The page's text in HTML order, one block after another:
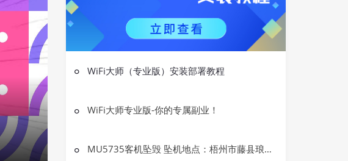
开发相关
WiFi大师（专业版）安装部署教程
WiFi大师专业版-你的专属副业！
MU5735客机坠毁 坠机地点：梧州市藤县琅南镇莫埌村